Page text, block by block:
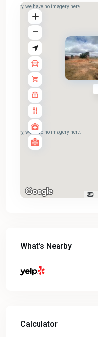
Sorry, we have no imagery here.
Sorry, we have no imagery here.
What's Nearby
Calculator